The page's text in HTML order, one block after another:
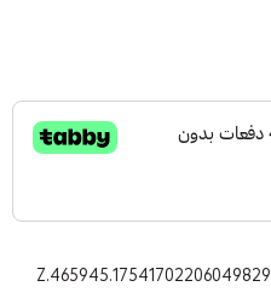
Z.465945.17541702206049829